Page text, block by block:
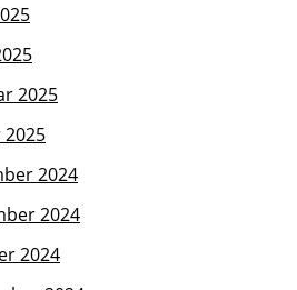
2025
2025
2024
2024
2024